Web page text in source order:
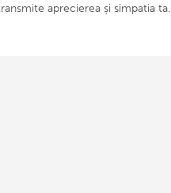
aprecierea și simpatia ta.